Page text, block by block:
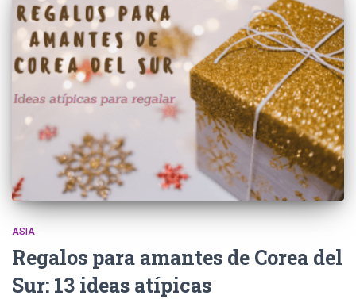
ASIA
Regalos para amantes de Corea del
Sur: 13 ideas atípicas